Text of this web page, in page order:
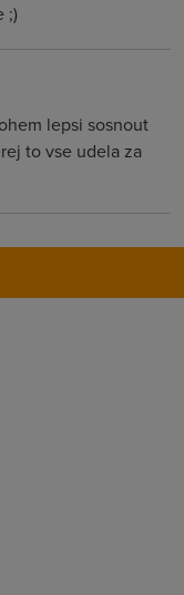
;)
lepsi sosnout
to vse udela za